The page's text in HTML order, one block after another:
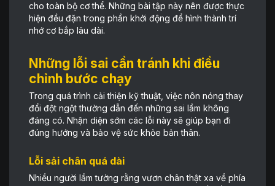
cho toàn bộ cơ thể. Những bài tập này nên được thực
hiện đều đặn trong phần khởi động để hình thành trí
nhớ cơ bắp lâu dài.
Những lỗi sai cần tránh khi điều
chỉnh bước chạy
Trong quá trình cải thiện kỹ thuật, việc nôn nóng thay
đổi đột ngột thường dẫn đến những sai lầm không
đáng có. Nhận diện sớm các lỗi này sẽ giúp bạn đi
đúng hướng và bảo vệ sức khỏe bản thân.
Lỗi sải chân quá dài
Nhiều người lầm tưởng rằng vươn chân thật xa về phía